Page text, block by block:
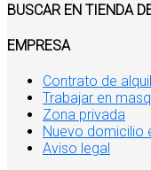
BUSCAR EN TIENDA
EMPRESA
Contrato de
Trabajar en
Zona privada
Nuevo domicilio
Aviso legal